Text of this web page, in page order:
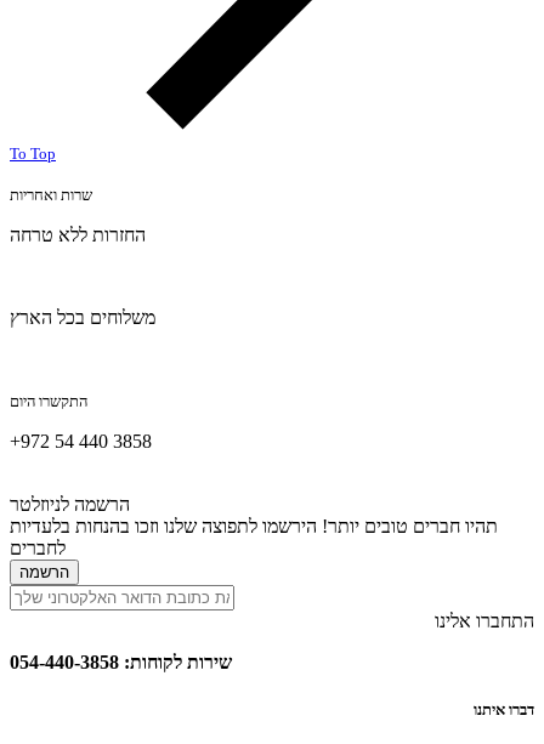
To Top
שרות ואחריות
החזרות ללא טרחה
משלוחים בכל הארץ
התקשרו היום
+972 54 440 3858
הרשמה לניוזלטר
תהיו חברים טובים יותר! הירשמו לתפוצה שלנו וזכו בהנחות בלעדיות
לחברים
הרשמה
התחברו אלינו
שירות לקוחות: 054-440-3858
דברו איתנו